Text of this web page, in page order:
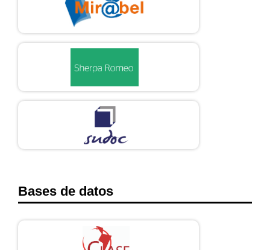
Bases de datos